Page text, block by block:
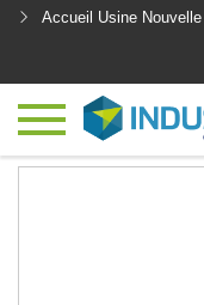
Accueil Usine Nouvelle